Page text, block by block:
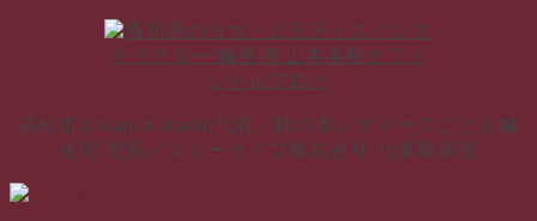
ツ
ス
キ
高松市d.branch studio代表／柿の木レディースこども鍼
灸院 院長／エミーライフ株式会社 代表取締役